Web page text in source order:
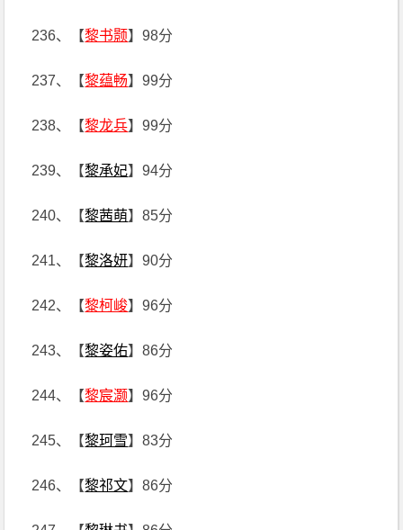
236、【黎书颢】98分
237、【黎蕴畅】99分
238、【黎龙兵】99分
239、【黎承妃】94分
240、【黎茜萌】85分
241、【黎洛妍】90分
242、【黎柯峻】96分
243、【黎姿佑】86分
244、【黎宸灏】96分
245、【黎珂雪】83分
246、【黎祁文】86分